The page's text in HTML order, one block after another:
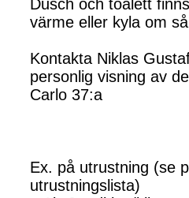
Dusch och toalett
värme eller kyla om
Kontakta Niklas
personlig visning av
Carlo 37:a
Ex. på utrustning (se
utrustningslista)